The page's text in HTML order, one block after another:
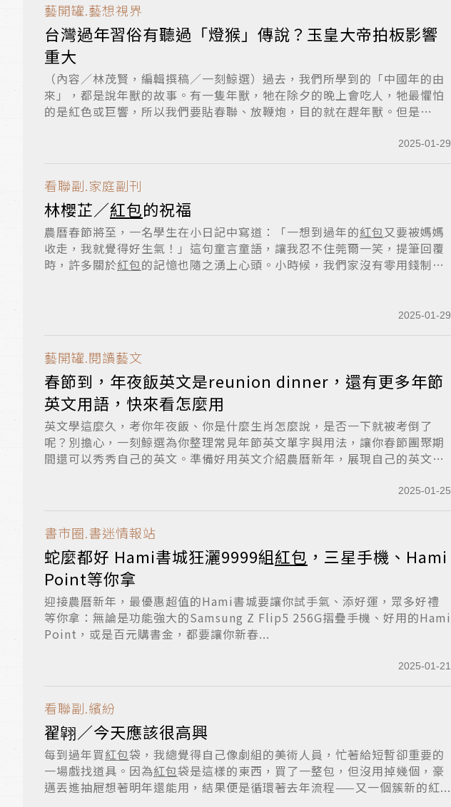
藝開罐.藝想視界
台灣過年習俗有聽過「燈猴」傳說？玉皇大帝拍板影響
重大
（內容／林茂賢，編輯撰稿／一刻鯨選）過去，我們所學到的「中國年的由
來」，都是說年獸的故事。有一隻年獸，牠在除夕的晚上會吃人，牠最懼怕
的是紅色或巨響，所以我們要貼春聯、放鞭炮，目的就在趕年獸。但是
2025-01-29
看聯副.家庭副刊
林櫻芷／紅包的祝福
農曆春節將至，一名學生在小日記中寫道：「一想到過年的紅包又要被媽媽
收走，我就覺得好生氣！」這句童言童語，讓我忍不住莞爾一笑，提筆回覆
時，許多關於紅包的記憶也隨之湧上心頭。小時候，我們家沒有零用錢制
2025-01-29
藝開罐.閱讀藝文
春節到，年夜飯英文是reunion dinner，還有更多年節
英文用語，快來看怎麼用
英文學這麼久，考你年夜飯、你是什麼生肖怎麼說，是否一下就被考倒了
呢？別擔心，一刻鯨選為你整理常見年節英文單字與用法，讓你春節團聚期
間還可以秀秀自己的英文。準備好用英文介紹農曆新年，展現自己的英文實
2025-01-25
書市圈.書迷情報站
蛇麼都好 Hami書城狂灑9999組紅包 ，三星手機、Hami
Point等你拿
迎接農曆新年，最優惠超值的Hami書城要讓你試手氣、添好運，眾多好禮
等你拿：無論是功能強大的Samsung Z Flip5 256G摺疊手機、好用的Hami
Point，或是百元購書金，都要讓你新春...
2025-01-21
看聯副.繽紛
翟翶／今天應該很高興
每到過年買紅包袋，我總覺得自己像劇組的美術人員，忙著給短暫卻重要的
一場戲找道具。因為紅包袋是這樣的東西，買了一整包，但沒用掉幾個，豪
邁丟進抽屜想著明年還能用，結果便是循環著去年流程——又一個簇新的紅...